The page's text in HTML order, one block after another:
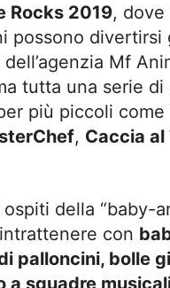
Rocks 2019,
possono divertirsi
Mf
tutta una serie di
più piccoli come
, Caccia al
della “baby-
con
palloncini, bolle